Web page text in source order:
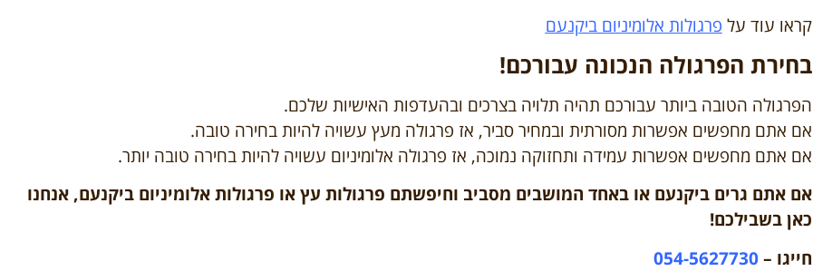
קראו עוד על פרגולות אלומיניום ביקנעם
בחירת הפרגולה הנכונה עבורכם!
הפרגולה הטובה ביותר עבורכם תהיה תלויה בצרכים ובהעדפות האישיות שלכם.
אם אתם מחפשים אפשרות מסורתית ובמחיר סביר, אז פרגולה מעץ עשויה להיות בחירה טובה.
אם אתם מחפשים אפשרות עמידה ותחזוקה נמוכה, אז פרגולה אלומיניום עשויה להיות בחירה טובה יותר.
אם אתם גרים ביקנעם או באחד המושבים מסביב וחיפשתם פרגולות עץ או פרגולות אלומיניום ביקנעם, אנחנו
כאן בשבילכם!
חייגו –054-5627730